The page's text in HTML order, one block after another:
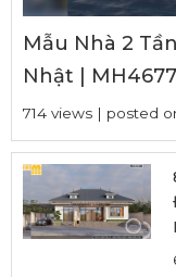
Mẫu Nhà 2
Nhật |
714 views | posted